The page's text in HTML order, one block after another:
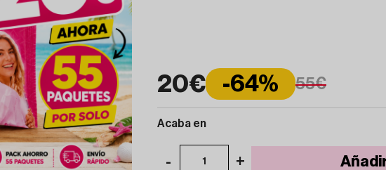
20€ -64% 55€
Acaba en
- 1 +